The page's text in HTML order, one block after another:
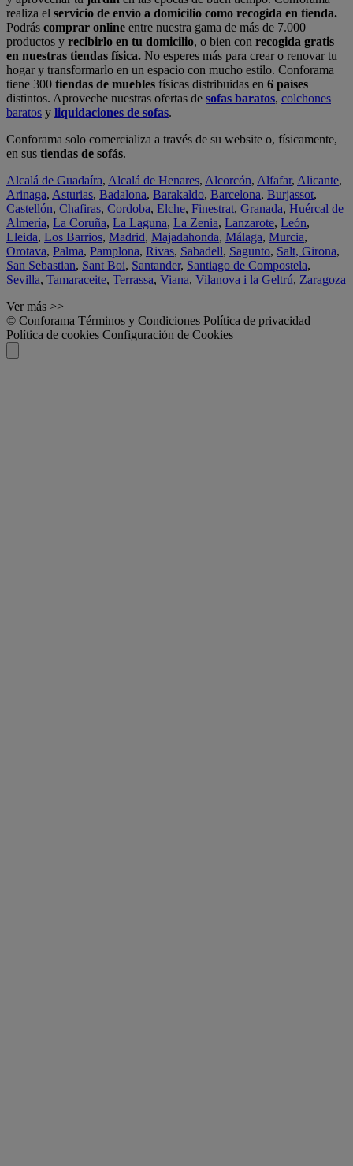
realiza el servicio de envío a domicilio como recogida en tienda.
Podrás comprar online entre nuestra gama de más de 7.000
productos y recibirlo en tu domicilio, o bien con recogida gratis
en nuestras tiendas física. No esperes más para crear o renovar tu
hogar y transformarlo en un espacio con mucho estilo. Conforama
tiene 300 tiendas de muebles físicas distribuidas en 6 países
distintos. Aproveche nuestras ofertas de sofas baratos, colchones
baratos y liquidaciones de sofas.
Conforama solo comercializa a través de su website o, físicamente,
en sus tiendas de sofás.
Alcalá de Guadaíra, Alcalá de Henares, Alcorcón, Alfafar, Alicante,
Arinaga, Asturias, Badalona, Barakaldo, Barcelona, Burjassot,
Castellón, Chafiras, Cordoba, Elche, Finestrat, Granada, Huércal de
Almería, La Coruña, La Laguna, La Zenia, Lanzarote, León,
Lleida, Los Barrios, Madrid, Majadahonda, Málaga, Murcia,
Orotava, Palma, Pamplona, Rivas, Sabadell, Sagunto, Salt, Girona,
San Sebastian, Sant Boi, Santander, Santiago de Compostela,
Sevilla, Tamaraceite, Terrassa, Viana, Vilanova i la Geltrú, Zaragoza
Ver más >>
© Conforama Términos y Condiciones Política de privacidad
Política de cookies Configuración de Cookies